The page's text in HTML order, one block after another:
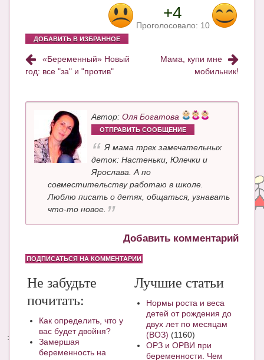
+4
Проголосовало: 10
ДОБАВИТЬ В ИЗБРАННОЕ
«Беременный» Новый
год: все "за" и "против"
Мама, купи мне
мобильник!
Автор: Оля Богатова
ОТПРАВИТЬ СООБЩЕНИЕ
Я мама трех замечательных
деток: Настеньки, Юлечки и
Ярослава. А по
совместительству работаю в школе.
Люблю писать о детях, общаться, узнавать
что-то новое.
Добавить комментарий
ПОДПИСАТЬСЯ НА КОММЕНТАРИИ
Не забудьте
почитать:
Как определить, что у
вас будет двойня?
Замершая
беременность на
Лучшие статьи
Нормы роста и веса
детей от рождения до
двух лет по месяцам
(ВОЗ) (1160)
ОРЗ и ОРВИ при
беременности. Чем